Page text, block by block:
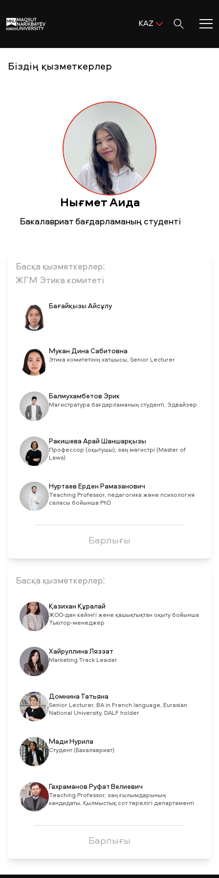
KAZ
Басты бет
Академиялық өмір
Зерттеу және ғылым
Оқуға қабылдау және қолдау
MNU тынысы
ТҮЛЕКТЕР
Біздің қызметкерлер
Нығмет Аида
Бакалавриат бағдарламаның студенті
Басқа қызметкерлер:
ЖГМ Этика комитеті
Бағайқызы Айсұлу
Мукан Дина Сабитовна
Этика комитетінің хатшысы, Senior Lecturer
Балмухамбетов Эрик
Магистратура бағдарламаның студенті, Эдвайзер
Ракишева Арай Шаншарқызы
Профессор (оқытушы), заң магистрі (Master of
Laws)
Нуртаев Ерден Рамазанович
Teaching Professor, педагогика және психология
саласы бойынша PhD
Барлығы
Басқа қызметкерлер:
Қазихан Құралай
ЖОО-дан кейінгі және қашықтықтан оқыту бойынша
Тьютор-менеджер
Хайруллина Ляззат
Marketing Track Leader
Домнина Татьяна
Senior Lecturer, BA in French language, Eurasian
National University, DALF holder
Мади Нурила
Студент (Бакалавриат)
Гахраманов Руфат Велиевич
Teaching Professor, заң ғылымдарының
кандидаты, Қылмыстық сот төрелігі департаменті
Барлығы